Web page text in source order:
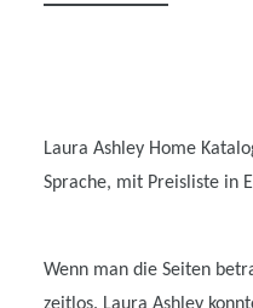
Laura Ashley Home
Sprache, mit Preisliste in
Wenn man die Seiten